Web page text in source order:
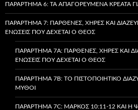
ΠΑΡΆΡΤΗΜΑ 6: ΤΑ ΑΠΑΓΟΡΕΥΜΈΝΑ ΚΡΈΑΤΑ
ΠΑΡΆΡΤΗΜΑ 7: ΠΑΡΘΈΝΕΣ, ΧΉΡΕΣ ΚΑΙ
ΕΝΏΣΕΙΣ ΠΟΥ ΔΈΧΕΤΑΙ Ο ΘΕΌΣ
ΠΑΡΆΡΤΗΜΑ 7A: ΠΑΡΘΈΝΕΣ, ΧΉΡΕΣ ΚΑΙ
ΕΝΏΣΕΙΣ ΠΟΥ ΔΈΧΕΤΑΙ Ο ΘΕΌΣ
ΠΑΡΆΡΤΗΜΑ 7B: ΤΟ ΠΙΣΤΟΠΟΙΗΤΙΚΌ
ΜΎΘΟΙ
ΠΑΡΆΡΤΗΜΑ 7C: ΜΆΡΚΟΣ 10:11-12 ΚΑΙ Η